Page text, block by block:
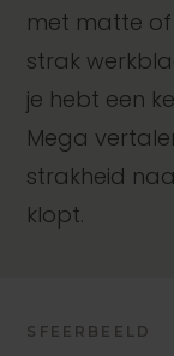
met matte of
strak
je hebt een
Mega
strakheid
klopt.
SFEERBEELD